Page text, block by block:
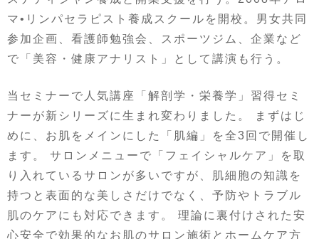
マ•リンパセラピスト養成スクールを開校。男女共同
参加企画、看護師勉強会、スポーツジム、企業など
で「美容・健康アナリスト」として講演も行う。
当セミナーで人気講座「解剖学・栄養学」習得セミ
ナーが新シリーズに生まれ変わりました。 まずはじ
めに、お肌をメインにした「肌編」を全3回で開催し
ます。 サロンメニューで「フェイシャルケア」を取
り入れているサロンが多いですが、肌細胞の知識を
持つと表面的な美しさだけでなく、予防やトラブル
肌のケアにも対応できます。 理論に裏付けされた安
心安全で効果的なお肌のサロン施術とホームケア方